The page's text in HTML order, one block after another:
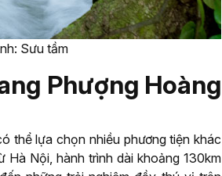
Sưu tầm
Phượng Hoàng
thể lựa chọn nhiều phương tiện khác
Nội, hành trình dài khoảng 130km